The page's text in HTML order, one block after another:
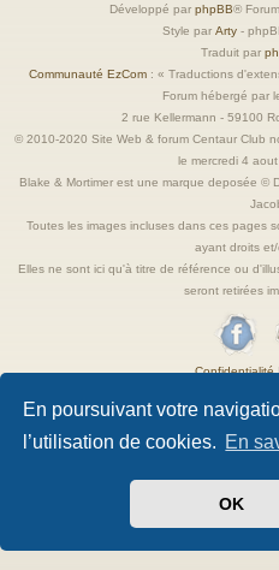
En poursuivant votre
l’utilisation de cookies. En
OK
Développé par phpBB®
Style par Arty -
Traduit par
Communauté EzCom : « Traductions
Forum hébergé par
2 rue Kellermann - 59100
© 2010-2020 Site Web & forum Centaur Club
le mercredi 4
Blake & Mortimer est une marque deposée ©
Toutes les images incluses dans ces pages
ayant droits et/
Elles ne sont ici qu'à titre de référence ou
seront retirées
Confidentialité